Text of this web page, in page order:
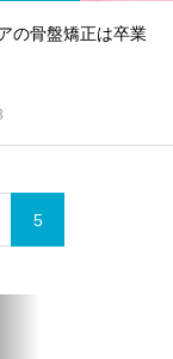
の骨盤矯正は卒業
5